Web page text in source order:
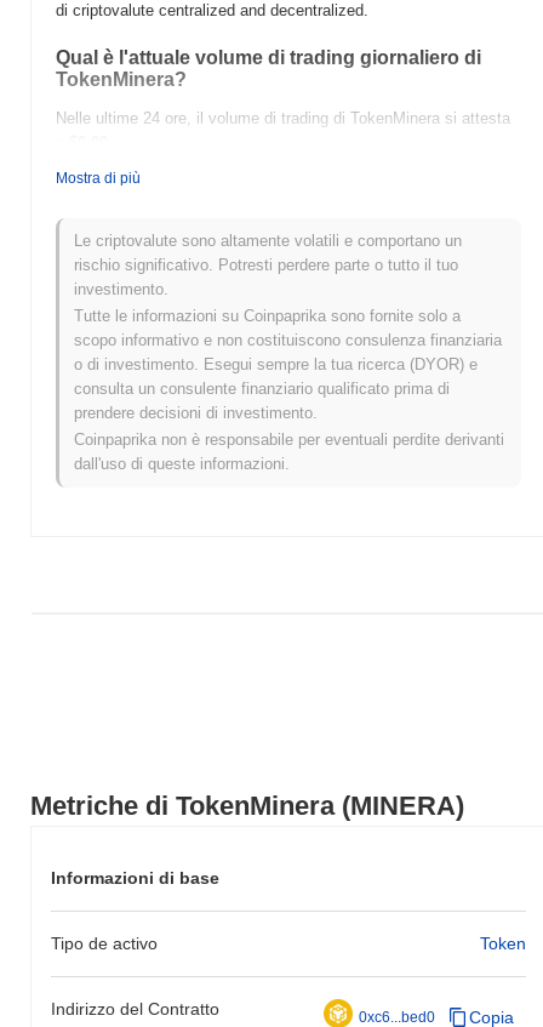
Metriche di TokenMinera (MINERA)
Informazioni di base
Tipo de activo Token
Indirizzo del Contratto 0xc6...bed0 Copia
di criptovalute centralized and decentralized.
Qual è l'attuale volume di trading giornaliero di
TokenMinera?
Nelle ultime 24 ore, il volume di trading di TokenMinera si attesta
Qual è lo storico della fascia di prezzo di
Massimo Storico (ATH):$0.00001122
Minimo Storico (ATL): $0.00
TokenMinera è attualmente scambiato ~100.00%al di sotto del
suo ATH .
Come si sta comportando TokenMinera rispetto al
mercato crypto più ampio?
Negli ultimi 7 giorni, TokenMinera ha guadagnato
sottoperformando il mercato crypto complessivo che ha registrato
Mostra di più
Le criptovalute sono altamente volatili e comportano un
rischio significativo. Potresti perdere parte o tutto il tuo
investimento.
Tutte le informazioni su Coinpaprika sono fornite solo a
scopo informativo e non costituiscono consulenza finanziaria
o di investimento. Esegui sempre la tua ricerca (DYOR) e
consulta un consulente finanziario qualificato prima di
prendere decisioni di investimento.
Coinpaprika non è responsabile per eventuali perdite derivanti
dall'uso di queste informazioni.